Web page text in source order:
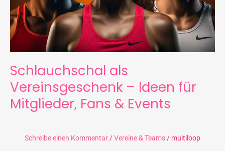
Schlauchschal als
Vereinsgeschenk – Ideen für
Mitglieder, Fans & Events
Schreibe einen Kommentar /Vereine & Teams / multiloop